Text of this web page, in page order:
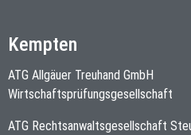
Kempten
ATG Allgäuer Treuhand GmbH
Wirtschaftsprüfungsgesellschaft
ATG Rechtsanwaltsgesellschaft